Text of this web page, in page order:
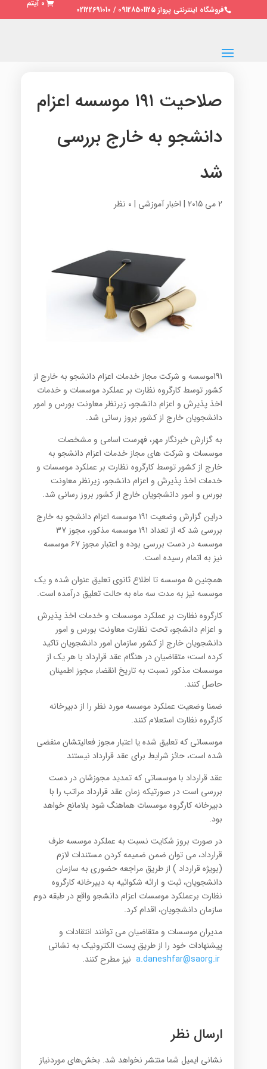
فروشگاه اینترنتی پرواز 09128501125 / 02122691010
0 آیتم
صلاحیت ۱۹۱ موسسه اعزام
دانشجو به خارج بررسی
شد
2 می 2015 | اخبار آموزشی | 0 نظر
191موسسه و شرکت مجاز خدمات اعزام دانشجو به خارج از
کشور توسط کارگروه نظارت بر عملکرد موسسات و خدمات
اخذ پذیرش و اعزام دانشجو، زیرنظر معاونت بورس و امور
دانشجویان خارج از کشور بروز رسانی شد.
به گزارش خبرنگار مهر، فهرست اسامی و مشخصات
موسسات و شرکت های مجاز خدمات اعزام دانشجو به
خارج از کشور توسط کارگروه نظارت بر عملکرد موسسات و
خدمات اخذ پذیرش و اعزام دانشجو، زیرنظر معاونت
بورس و امور دانشجویان خارج از کشور بروز رسانی شد.
دراین گزارش وضعیت ۱۹۱ موسسه اعزام دانشجو به خارج
بررسی شد که از تعداد ۱۹۱ موسسه مذکور، مجوز ۳۷
موسسه در دست بررسی بوده و اعتبار مجوز ۶۷ موسسه
نیز به اتمام رسیده است.
همچنین ۵ موسسه تا اطلاع ثانوی تعلیق عنوان شده و یک
موسسه نیز به مدت سه ماه به حالت تعلیق درآمده است.
کارگروه نظارت بر عملکرد موسسات و خدمات اخذ پذیرش
و اعزام دانشجو، تحت نظارت معاونت بورس و امور
دانشجویان خارج از کشور سازمان امور دانشجویان تاکید
کرده است؛ متقاضیان در هنگام عقد قرارداد با هر یک از
موسسات مذکور نسبت به تاریخ انقضاء مجوز اطمینان
حاصل کنند.
ضمنا وضعیت عملکرد موسسه مورد نظر را از دبیرخانه
کارگروه نظارت استعلام کنند.
موسساتی که تعلیق شده یا اعتبار مجوز فعالیتشان منفضی
شده است، حائز شرایط برای عقد قرارداد نیستند
عقد قرارداد با موسساتی که تمدید مجوزشان در دست
بررسی است در صورتیکه زمان عقد قرارداد مراتب را با
دبیرخانه کارگروه موسسات هماهنگ شود بلامانع خواهد
بود.
در صورت بروز شکایت نسبت به عملکرد موسسه طرف
قرارداد، می توان ضمن ضمیمه کردن مستندات لازم
(بویژه قرارداد ) از طریق مراجعه حضوری به سازمان
دانشجویان، ثبت و ارائه شکوائیه به دبیرخانه کارگروه
نظارت برعملکرد موسسات اعزام دانشجو واقع در طبقه دوم
سازمان دانشجویان، اقدام کرد.
مدیران موسسات و متقاضیان می توانند انتقادات و
پیشنهادات خود را از طریق پست الکترونیک به نشانی
a.daneshfar@saorg.irنیز مطرح کنند.
ارسال نظر
نشانی ایمیل شما منتشر نخواهد شد. بخش‌های موردنیاز